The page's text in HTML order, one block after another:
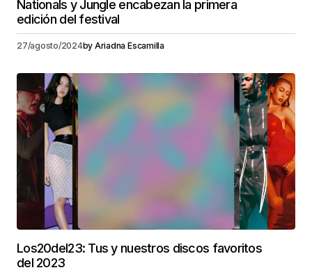
Nationals y Jungle encabezan la primera
edición del festival
27/agosto/2024by Ariadna Escamilla
Los20del23: Tus y nuestros discos favoritos
del 2023